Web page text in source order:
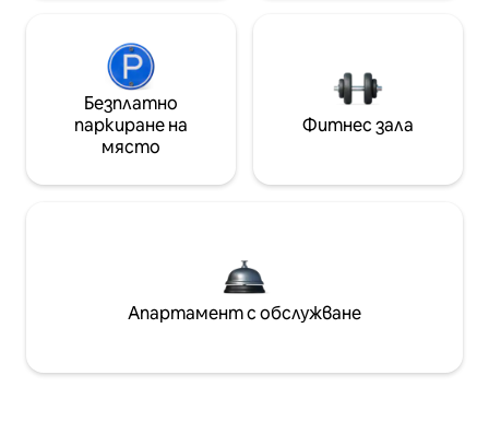
Безплатно
паркиране на
място
Фитнес зала
Апартамент с обслужване